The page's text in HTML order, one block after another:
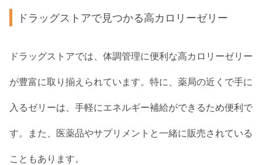
ドラッグストアで見つかる高カロリーゼリー
ドラッグストアでは、体調管理に便利な高カロリーゼリー
が豊富に取り揃えられています。特に、薬局の近くで手に
入るゼリーは、手軽にエネルギー補給ができるため便利で
す。また、医薬品やサプリメントと一緒に販売されている
こともあります。